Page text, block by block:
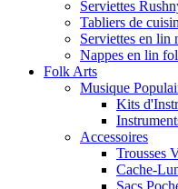
Serviettes
Tabliers de
Serviettes en lin
Nappes en lin
Folk Arts
Musique
Kits
Accessoires
Trousses
Cache-